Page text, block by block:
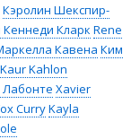
Кэролин Шекспир-
Кларк Rene
Кавена Ким
Kahlon
Xavier
CurryKayla